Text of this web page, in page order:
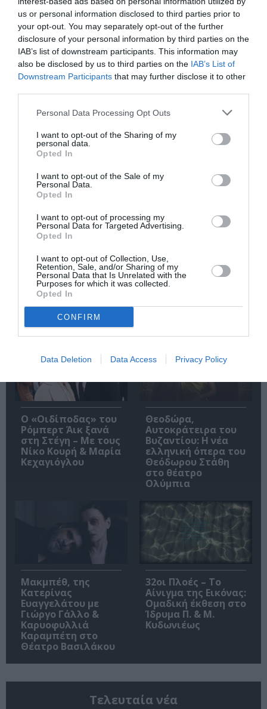
us or personal information disclosed to third parties prior to
your opt-out. You may separately opt-out of the further
disclosure of your personal information by third parties on the
IAB’s list of downstream participants. This information may
also be disclosed by us to third parties on the IAB’s List of
Downstream Participants that may further disclose it to other
Personal Data Processing Opt Outs
I want to opt-out of the Sharing of my
personal data.
Opted In
I want to opt-out of the Sale of my
Personal Data.
Opted In
I want to opt-out of processing my
Personal Data for Targeted Advertising.
Opted In
I want to opt-out of Collection, Use,
Retention, Sale, and/or Sharing of my
Personal Data that Is Unrelated with the
Purposes for which it was collected.
Opted In
CONFIRM
Data Deletion Data Access Privacy Policy
Ακολουθήστε το Culturenow.gr στοGoogle Newsκαι
μάθετε πρώτοι όλες τις ειδήσεις
Δείτε όλα τατελευταία νέαγια την Τέχνη και τον
Πολιτισμό στοCulturenow.gr
Νέοι Διαγωνισμοί❯
Newsletter
Κάθε βδομάδα στο e-mail σας τα τελευταία νέα για
την Τέχνη και τον Πολιτισμό!
Δημοφιλή Άρθρα
O «Οιδίποδας» του
Ρόμπερτ Άικ ξανά
στη Στέγη – Με τους
Νίκο Κουρή & Μαρία
Κεχαγιόγλου
Θεοδώρα,
Αυτοκράτειρα του
Βυζαντίου: Η νέα
ελληνική όπερα του
Θεόδωρου Στάθη
στο θέατρο
Ολύμπια
Μακμπέθ, της
Κατερίνας
Ευαγγελάτου με
Γιώργο Γάλλο &
Καρυοφυλλιά
Καραμπέτη στο
Θέατρο Βασιλάκου
32οι Πλοές – Το
Αίνιγμα της Εικόνας:
Ομαδική έκθεση στο
Ίδρυμα Π. & Μ.
Κυδωνιέως
Τελευταία νέα